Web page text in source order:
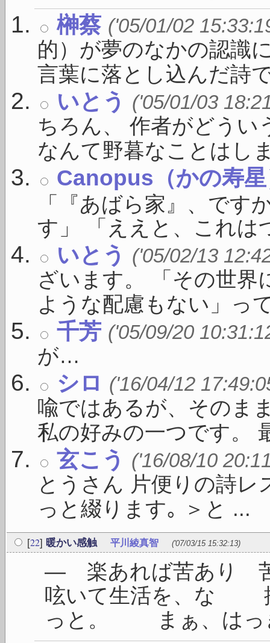
榊蔡 ('05/01/02
的）が夢のなかの認識
言葉に落とし込んだ詩
いとう ('05/01/03
ちろん、 作者がどうい
なんて野暮なことはし
Canopus（かの寿
「『あばら家』、です
す」 「ええと、これは
いとう ('05/02/13
ざいます。 「その世界
ような配慮もない」っ
千芳 ('05/09/20
が…
シロ ('16/04/12
喩ではあるが、そのま
私の好みの一つです。
玄こう ('16/08/10
とうさん 片便りの詩
っと綴ります｡ ＞と ...
[22] 暖かい感触 平川綾真智 ('07/03/15 15:32:13)
― 楽あれば苦あり
呟いて生活を、な
っと。 まぁ、はっ